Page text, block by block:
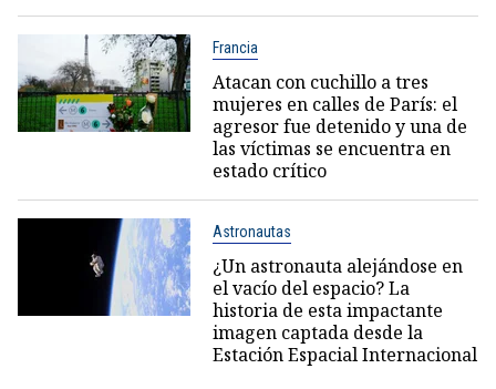
Francia
Atacan con cuchillo a tres
mujeres en calles de París: el
agresor fue detenido y una de
las víctimas se encuentra en
estado crítico
Astronautas
¿Un astronauta alejándose en
el vacío del espacio? La
historia de esta impactante
imagen captada desde la
Estación Espacial Internacional